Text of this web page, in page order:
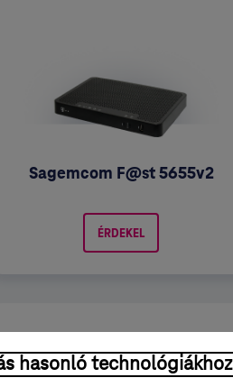
Sagemcom F@st 5655v2
ÉRDEKEL
hasonló technológiákhoz